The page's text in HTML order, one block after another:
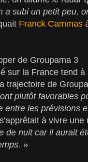
a subi un petit peu,
Franck Cammas
de Groupama 3
sur la France tend à
trajectoire de
plutôt favorables
entre les prévisions
à vivre une
de nuit car il aurait
»